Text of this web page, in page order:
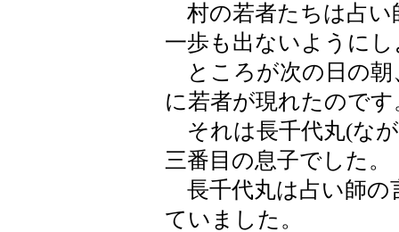
村の若者たちは占い
一歩も出ないように
ところが次の日の朝
に若者が現れたのです
それは長千代丸(な
三番目の息子でした。
長千代丸は占い師の
ていました。